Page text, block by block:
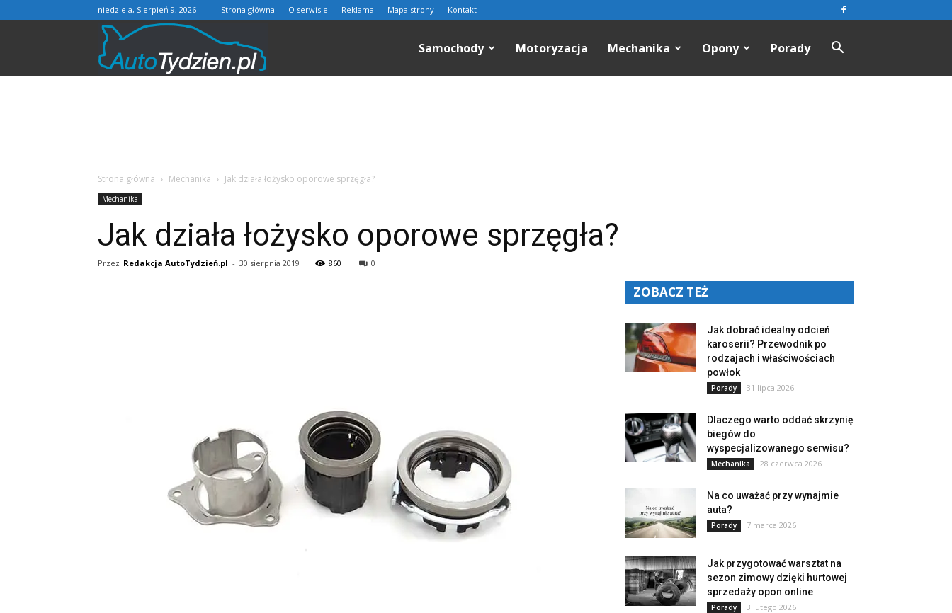
niedziela, Sierpień 9, 2026 Strona główna O serwisie Reklama Mapa strony Kontakt
Samochody Motoryzacja Mechanika Opony Porady
Strona główna Mechanika Jak działa łożysko oporowe sprzęgła?
Mechanika
Jak działa łożysko oporowe sprzęgła?
Przez Redakcja AutoTydzień.pl - 30 sierpnia 2019 860 0
ZOBACZ TEŻ
Jak dobrać idealny odcień
karoserii? Przewodnik po
rodzajach i właściwościach
powłok
Porady 31 lipca 2026
Dlaczego warto oddać skrzynię
biegów do
wyspecjalizowanego serwisu?
Mechanika 28 czerwca 2026
Na co uważać przy wynajmie
auta?
Porady 7 marca 2026
Jak przygotować warsztat na
sezon zimowy dzięki hurtowej
sprzedaży opon online
Porady 3 lutego 2026